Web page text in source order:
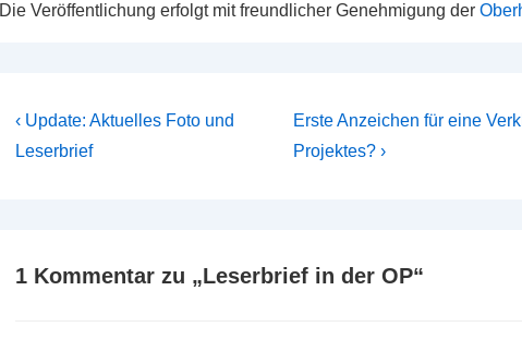
Die Veröffentlichung erfolgt mit freundlicher Genehmigung der
Beitragsnavigation
Vorheriger
Beitrag
‹ Update: Aktuelles Foto und
Leserbrief
Nächster
Beitrag
Erste Anzeichen für eine
Projektes? ›
1 Kommentar zu „Leserbrief in der OP“